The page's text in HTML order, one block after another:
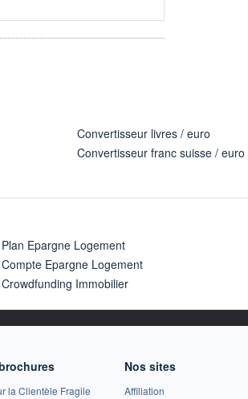
Convertisseur livres / euro
Convertisseur franc suisse / euro
Plan Epargne Logement
Compte Epargne Logement
Crowdfunding Immobilier
la Clientèle Fragile
Nos sites
Affiliation